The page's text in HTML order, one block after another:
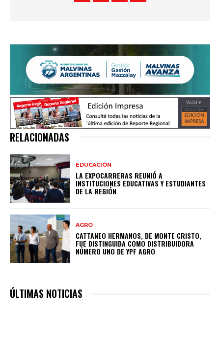
RELACIONADAS
EDUCACIÓN
LA EXPOCARRERAS REUNIÓ A
INSTITUCIONES EDUCATIVAS Y ESTUDIANTES
DE LA REGIÓN
AGRO
CATTANEO HERMANOS, DE MONTE CRISTO,
FUE DISTINGUIDA COMO DISTRIBUIDORA
NÚMERO UNO DE YPF AGRO
ÚLTIMAS NOTICIAS